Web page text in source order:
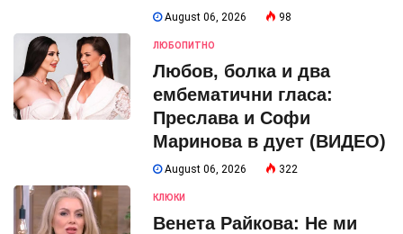
August 06, 2026 98
ЛЮБОПИТНО
Любов, болка и два
ембематични гласа:
Преслава и Софи
Маринова в дует (ВИДЕО)
August 06, 2026 322
КЛЮКИ
Венета Райкова: Не ми